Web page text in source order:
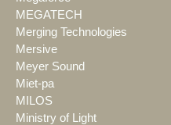
MEGATECH
Merging Technologies
Mersive
Meyer Sound
Miet-pa
MILOS
Ministry of Light